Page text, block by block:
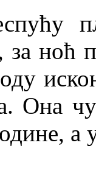
за ноћ
Она
а